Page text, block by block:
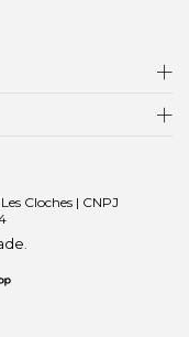
Cloches | CNPJ